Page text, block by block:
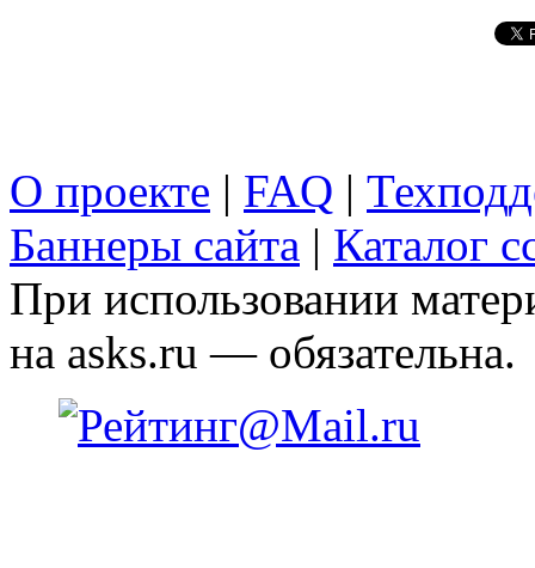
О проекте | FAQ |
Баннеры сайта | Каталог
При использовании
на asks.ru — обязательна.